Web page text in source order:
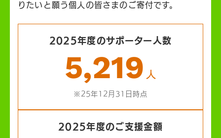
りたいと願う個人の皆さまのご寄付です。
2025年度のサポーター人数
5,219 人
※25年12月31日時点
2025年度のご支援金額